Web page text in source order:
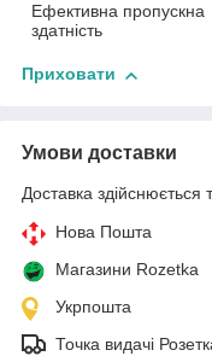
Ефективна пропускна
здатність
Приховати
Умови доставки
Доставка здійснюється
Нова Пошта
Магазини Rozetka
Укрпошта
Точка видачі